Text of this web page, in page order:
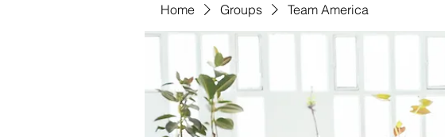
Home Groups Team America